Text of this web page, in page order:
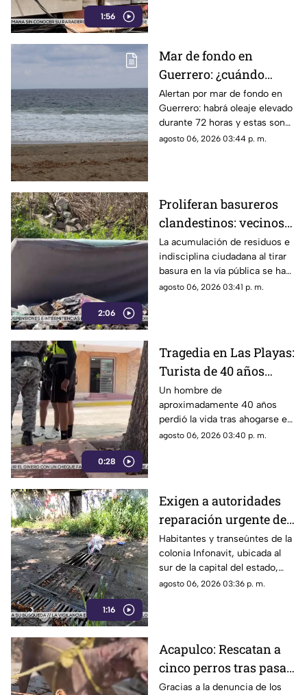
1:56
Mar de fondo en
Guerrero: ¿cuándo
llegará y qué zonas de
Acapulco serán
afectadas?
Alertan por mar de fondo en
Guerrero: habrá oleaje elevado
durante 72 horas y estas son
las zonas de Acapulco con
agosto 06, 2026 03:44 p. m.
2:06
Proliferan basureros
clandestinos: vecinos
exigen conciencia y
sanciones más
estrictas
La acumulación de residuos e
indisciplina ciudadana al tirar
basura en la vía pública se ha
consolidado como un grave
agosto 06, 2026 03:41 p. m.
0:28
Tragedia en Las Playas:
Turista de 40 años
mu3r3 ahogado en la
alberca de un hotel en
Acapulco
Un hombre de
aproximadamente 40 años
perdió la vida tras ahogarse en
la alberca de un hotel del
agosto 06, 2026 03:40 p. m.
1:16
Exigen a autoridades
reparación urgente de
alcantarilla en la
colonia Infonavit de
Chilpancingo
Habitantes y transeúntes de la
colonia Infonavit, ubicada al
sur de la capital del estado,
denunciaron la falta de
señalando que representa un
peligro constante ante el inicio
de la temporada de lluvias y el
agosto 06, 2026 03:36 p. m.
Acapulco: Rescatan a
cinco perros tras pasar
seis días encerrados
Gracias a la denuncia de los